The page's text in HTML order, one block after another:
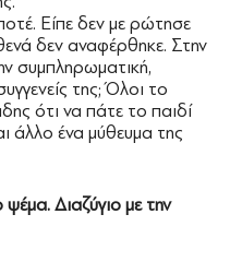
Είπε δεν με ρώτησε
δεν αναφέρθηκε. Στην
συμπληρωματική,
της; Όλοι το
ότι να πάτε το παιδί
άλλο ένα μύθευμα της
Διαζύγιο με την